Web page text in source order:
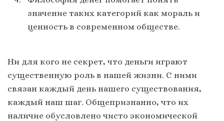
значение таких категорий как мораль и
ценность в современном обществе.
Ни для кого не секрет, что деньги играют
существенную роль в нашей жизни. С ними
связан каждый день нашего существования,
каждый наш шаг. Общепризнанно, что их
наличие обусловлено чисто экономической